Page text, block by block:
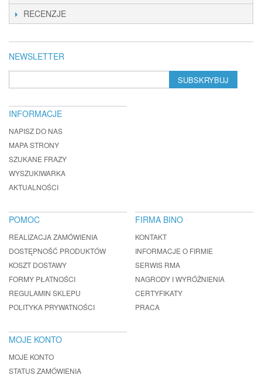
RECENZJE
NEWSLETTER
SUBSKRYBUJ
INFORMACJE
NAPISZ DO NAS
MAPA STRONY
SZUKANE FRAZY
WYSZUKIWARKA
AKTUALNOŚCI
POMOC
REALIZACJA ZAMÓWIENIA
DOSTĘPNOŚĆ PRODUKTÓW
KOSZT DOSTAWY
FORMY PŁATNOŚCI
REGULAMIN SKLEPU
POLITYKA PRYWATNOŚCI
FIRMA BINO
KONTAKT
INFORMACJE O FIRMIE
SERWIS RMA
NAGRODY I WYRÓŻNIENIA
CERTYFIKATY
PRACA
MOJE KONTO
MOJE KONTO
STATUS ZAMÓWIENIA